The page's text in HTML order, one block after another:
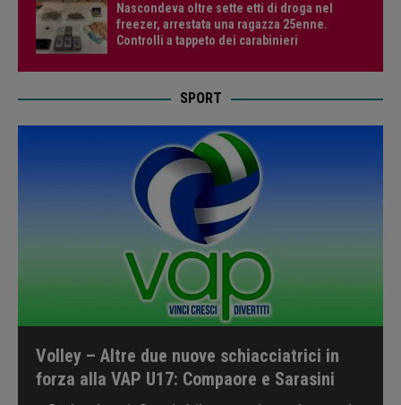
Nascondeva oltre sette etti di droga nel
freezer, arrestata una ragazza 25enne.
Controlli a tappeto dei carabinieri
SPORT
Volley – Altre due nuove schiacciatrici in
forza alla VAP U17: Compaore e Sarasini